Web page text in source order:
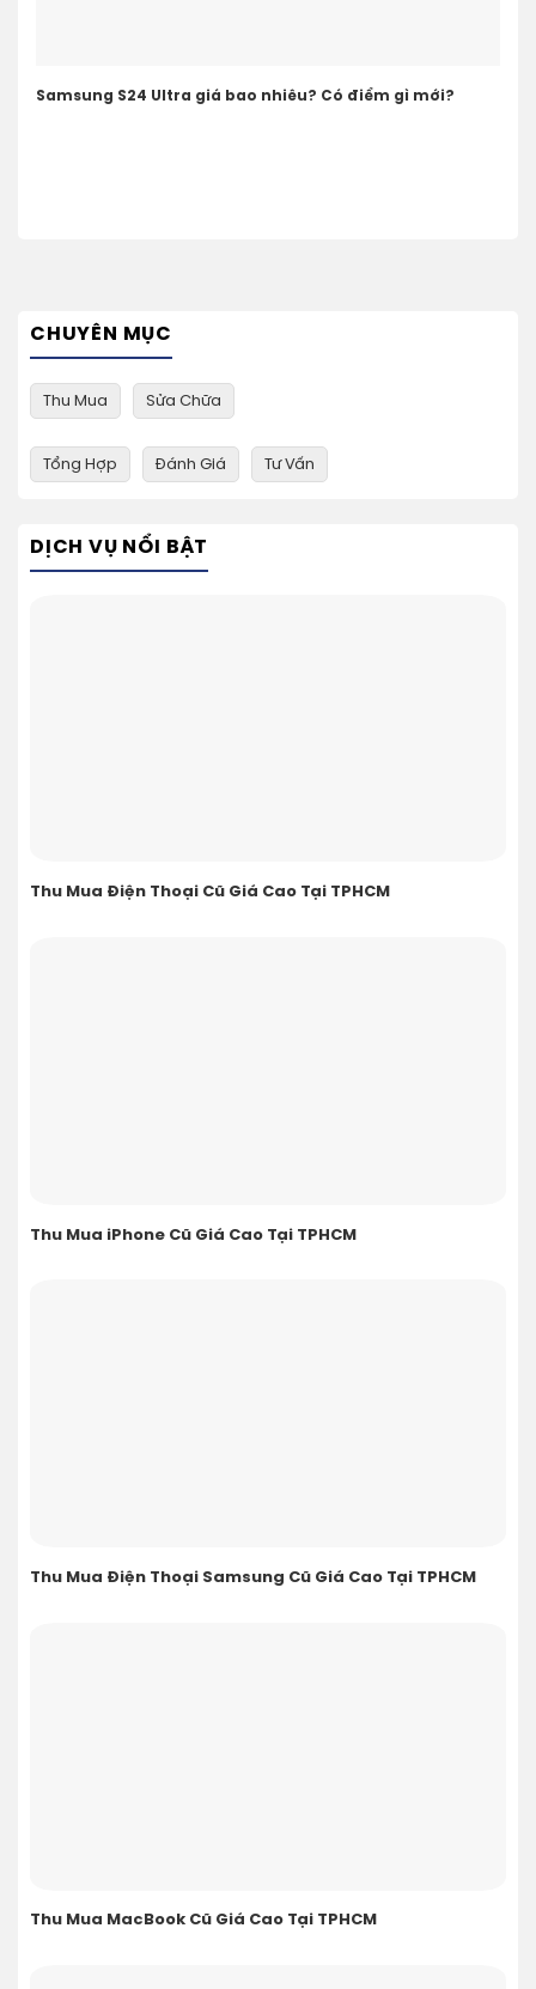
Samsung S24 Ultra giá bao nhiêu? Có điểm gì mới?
CHUYÊN MỤC
Thu Mua Sửa Chữa
Tổng Hợp Đánh Giá Tư Vấn
DỊCH VỤ NỔI BẬT
Thu Mua Điện Thoại Cũ Giá Cao Tại TPHCM
Thu Mua iPhone Cũ Giá Cao Tại TPHCM
Thu Mua Điện Thoại Samsung Cũ Giá Cao Tại TPHCM
Thu Mua MacBook Cũ Giá Cao Tại TPHCM